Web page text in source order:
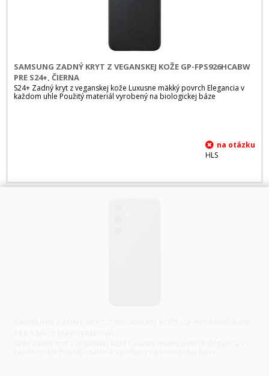
SAMSUNG ZADNÝ KRYT Z VEGANSKEJ KOŽE GP-FPS926HCABW
PRE S24+, ČIERNA
S24+ Zadný kryt z veganskej kože Luxusne mäkký povrch Elegancia v
každom uhle Použitý materiál vyrobený na biologickej báze
HLS